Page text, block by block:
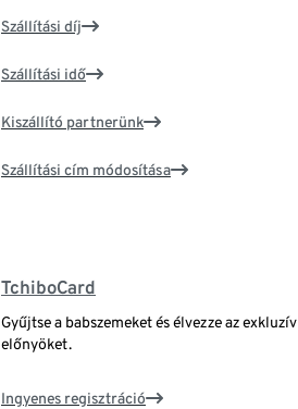
Szállítási díj
Szállítási idő
Kiszállító partnerünk
Szállítási cím módosítása
TchiboCard
Gyűjtse a babszemeket és élvezze az exkluzív
előnyöket.
Ingyenes regisztráció